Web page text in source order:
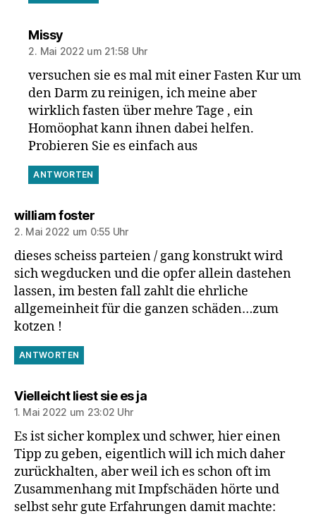
Missysagt:
2. Mai 2022 um 21:58 Uhr
versuchen sie es mal mit einer Fasten Kur um
den Darm zu reinigen, ich meine aber
wirklich fasten über mehre Tage , ein
Homöophat kann ihnen dabei helfen.
Probieren Sie es einfach aus
ANTWORTEN
william fostersagt:
2. Mai 2022 um 0:55 Uhr
dieses scheiss parteien / gang konstrukt wird
sich wegducken und die opfer allein dastehen
lassen, im besten fall zahlt die ehrliche
allgemeinheit für die ganzen schäden…zum
kotzen !
ANTWORTEN
Vielleicht liest sie es jasagt:
1. Mai 2022 um 23:02 Uhr
Es ist sicher komplex und schwer, hier einen
Tipp zu geben, eigentlich will ich mich daher
zurückhalten, aber weil ich es schon oft im
Zusammenhang mit Impfschäden hörte und
selbst sehr gute Erfahrungen damit machte: